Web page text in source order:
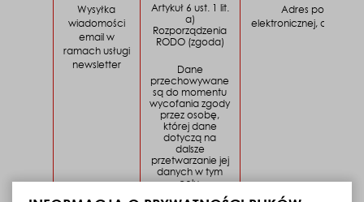
Wysyłka
wiadomości
email w
ramach usługi
newsletter
Artykuł 6 ust. 1 lit.
a)
Rozporządzenia
RODO (zgoda)
Dane
przechowywane
są do momentu
wycofania zgody
przez osobę,
której dane
dotyczą na
dalsze
przetwarzanie jej
danych w tym
celu.
Adres poczty
elektronicznej, adres IP,